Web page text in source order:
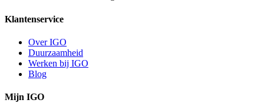
Klantenservice
Over IGO
Duurzaamheid
Werken bij IGO
Blog
Mijn IGO